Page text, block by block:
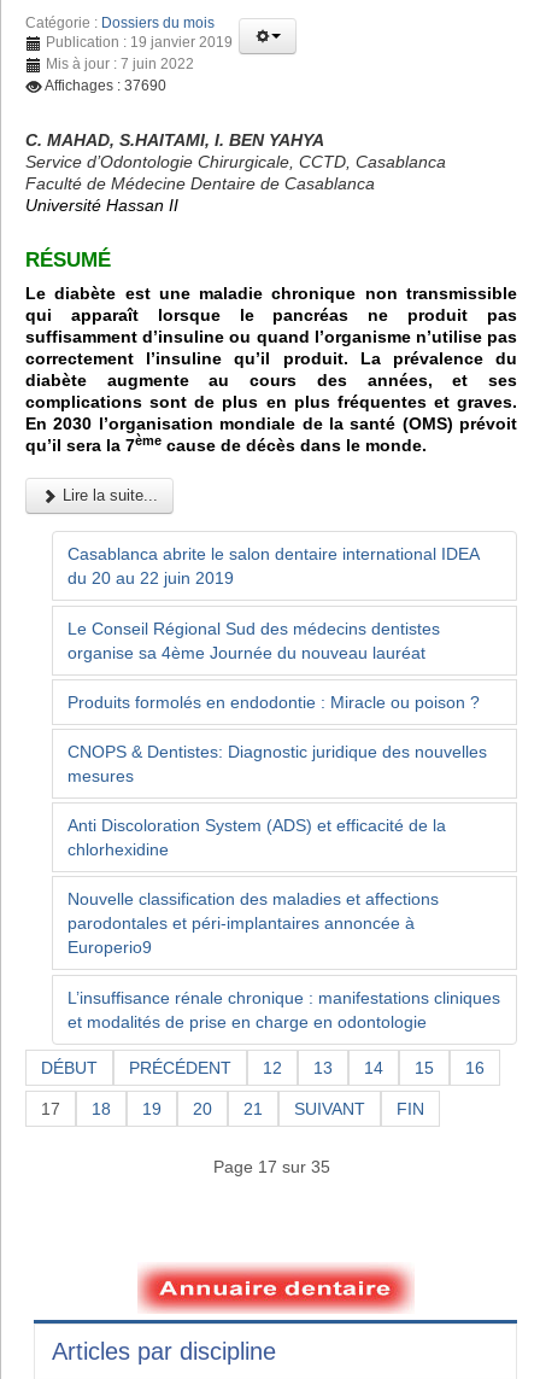
Catégorie : Dossiers du mois
Publication : 19 janvier 2019
Mis à jour : 7 juin 2022
Affichages : 37690
C. MAHAD, S.HAITAMI, I. BEN YAHYA
Service d’Odontologie Chirurgicale, CCTD, Casablanca
Faculté de Médecine Dentaire de Casablanca
Université Hassan II
RÉSUMÉ
Le diabète est une maladie chronique non transmissible
qui apparaît lorsque le pancréas ne produit pas
suffisamment d’insuline ou quand l’organisme n’utilise pas
correctement l’insuline qu’il produit. La prévalence du
diabète augmente au cours des années, et ses
complications sont de plus en plus fréquentes et graves.
En 2030 l’organisation mondiale de la santé (OMS) prévoit
qu’il sera la 7ème cause de décès dans le monde.
Lire la suite...
Casablanca abrite le salon dentaire international IDEA
du 20 au 22 juin 2019
Le Conseil Régional Sud des médecins dentistes
organise sa 4ème Journée du nouveau lauréat
Produits formolés en endodontie : Miracle ou poison ?
CNOPS & Dentistes: Diagnostic juridique des nouvelles
mesures
Anti Discoloration System (ADS) et efficacité de la
chlorhexidine
Nouvelle classification des maladies et affections
parodontales et péri-implantaires annoncée à
Europerio9
L’insuffisance rénale chronique : manifestations cliniques
et modalités de prise en charge en odontologie
DÉBUT PRÉCÉDENT 12 13 14 15 16
17 18 19 20 21 SUIVANT FIN
Page 17 sur 35
Articles par discipline